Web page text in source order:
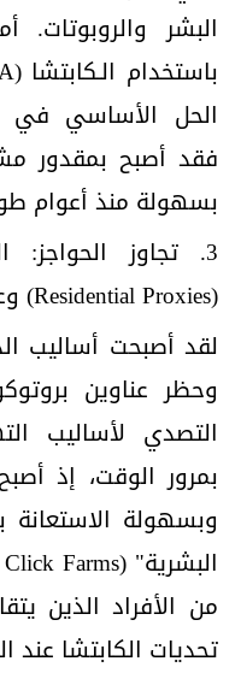
البشر والروبوتات.
الحل الأساسي في
فقد أصبح بمقدور
بسهولة منذ أعوام
3. تجاوز الحواجز:
(Residential Proxies) وعدم جدوى الكابتشا
لقد أصبحت أساليب
التصدي لأساليب
بمرور الوقت، إذ
وبسهولة الاستعانة
من الأفراد الذين
تحديات الكابتشا عند